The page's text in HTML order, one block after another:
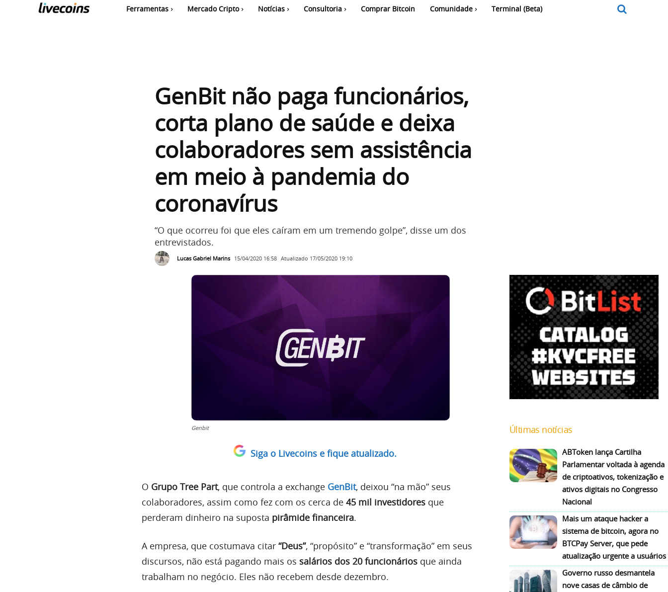
Ferramentas Mercado Cripto Notícias Consultoria Comprar Bitcoin Comunidade Terminal (Beta)
GenBit não paga funcionários,
corta plano de saúde e deixa
colaboradores sem assistência
em meio à pandemia do
coronavírus
“O que ocorreu foi que eles caíram em um tremendo golpe”, disse um dos
entrevistados.
Lucas Gabriel Marins 15/04/2020 16:58 Atualizado 17/05/2020 19:10
Genbit
Siga o Livecoins e fique atualizado.
O Grupo Tree Part, que controla a exchange GenBit, deixou “na mão” seus
colaboradores, assim como fez com os cerca de 45 mil investidores que
perderam dinheiro na suposta pirâmide financeira.
A empresa, que costumava citar “Deus”, “propósito” e “transformação” em seus
discursos, não está pagando mais os salários dos 20 funcionários que ainda
trabalham no negócio. Eles não recebem desde dezembro.
Últimas notícias
ABToken lança Cartilha
Parlamentar voltada à agenda
de criptoativos, tokenização e
ativos digitais no Congresso
Nacional
Mais um ataque hacker a
sistema de bitcoin, agora no
BTCPay Server, que pede
atualização urgente a usuários
Governo russo desmantela
nove casas de câmbio de